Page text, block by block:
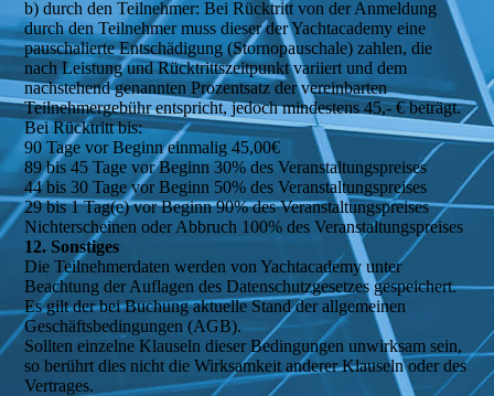
b) durch den Teilnehmer: Bei Rücktritt von der Anmeldung
durch den Teilnehmer muss dieser der Yachtacademy eine
pauschalierte Entschädigung (Stornopauschale) zahlen, die
nach Leistung und Rücktrittszeitpunkt variiert und dem
nachstehend genannten Prozentsatz der vereinbarten
Teilnehmergebühr entspricht, jedoch mindestens 45,- € beträgt.
Bei Rücktritt bis:
90 Tage vor Beginn einmalig 45,00€
89 bis 45 Tage vor Beginn 30% des Veranstaltungspreises
44 bis 30 Tage vor Beginn 50% des Veranstaltungspreises
29 bis 1 Tag(e) vor Beginn 90% des Veranstaltungspreises
Nichterscheinen oder Abbruch 100% des Veranstaltungspreises
12. Sonstiges
Die Teilnehmerdaten werden von Yachtacademy unter
Beachtung der Auflagen des Datenschutzgesetzes gespeichert.
Es gilt der bei Buchung aktuelle Stand der allgemeinen
Geschäftsbedingungen (AGB).
Sollten einzelne Klauseln dieser Bedingungen unwirksam sein,
so berührt dies nicht die Wirksamkeit anderer Klauseln oder des
Vertrages.